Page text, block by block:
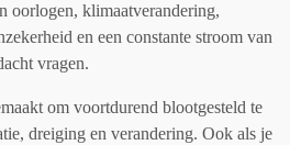
oorlogen, klimaatverandering,
en een constante stroom van
vragen.
om voortdurend blootgesteld te
dreiging en verandering. Ook als je